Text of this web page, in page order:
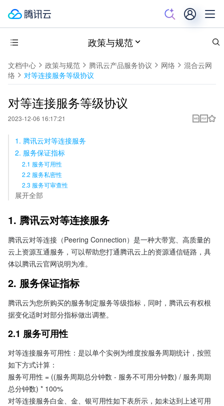
政策与规范
文档中心 政策与规范 腾讯云产品服务协议 网络
混合云网
络
对等连接服务等级协议
对等连接服务等级协议
2023-12-06 16:17:21
1. 腾讯云对等连接服务
2. 服务保证指标
2.1 服务可用性
2.2 服务私密性
2.3 服务可审查性
展开全部
1. 腾讯云对等连接服务
腾讯云对等连接（Peering Connection）是一种大带宽、高质量的
云上资源互通服务，可以帮助您打通腾讯云上的资源通信链路，具
体以腾讯云官网说明为准。
2. 服务保证指标
腾讯云为您所购买的服务制定服务等级指标，同时，腾讯云有权根
据变化适时对部分指标做出调整。
2.1 服务可用性
对等连接服务可用性：是以单个实例为维度按服务周期统计，按照
如下方式计算：
服务可用性 = ((服务周期总分钟数 - 服务不可用分钟数) / 服务周期
总分钟数) * 100%
对等连接服务白金、金、银可用性如下表所示，如未达到上述可用